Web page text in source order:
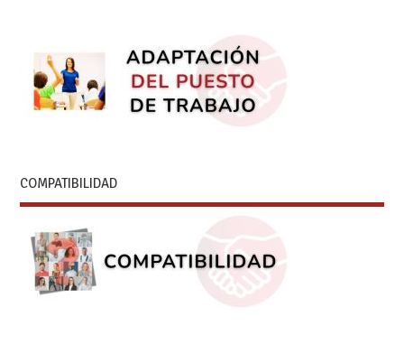
COMPATIBILIDAD